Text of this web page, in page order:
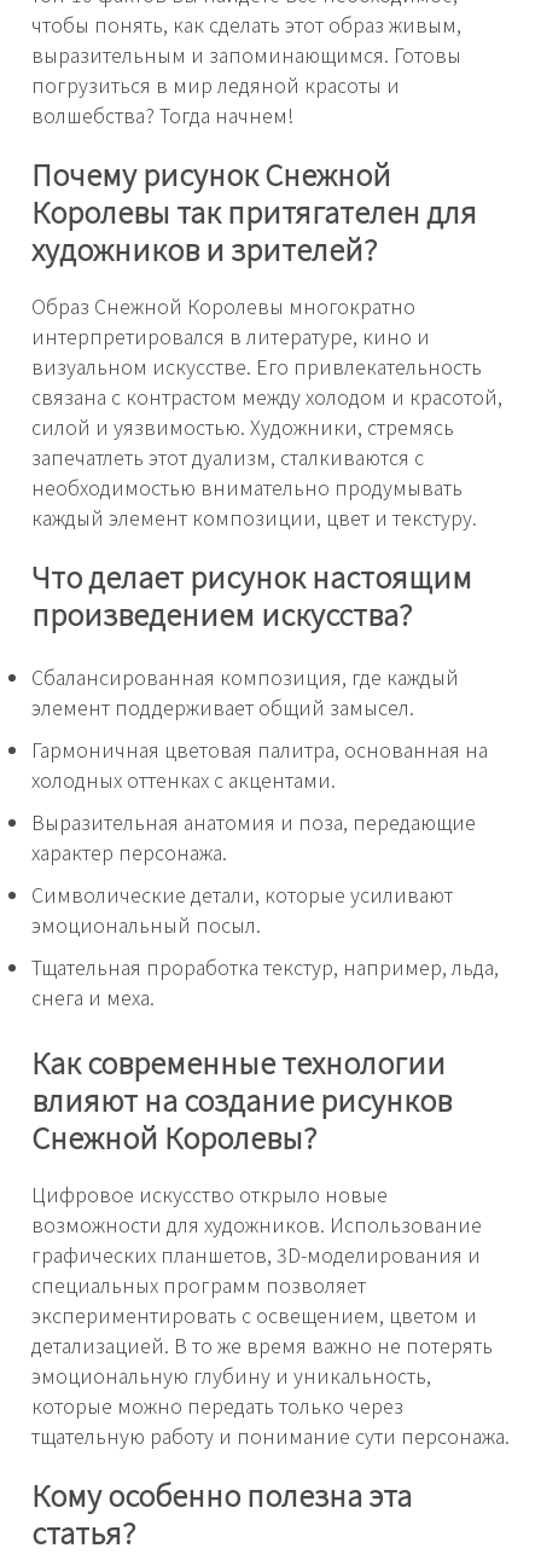
чтобы понять, как сделать этот образ живым,
выразительным и запоминающимся. Готовы
погрузиться в мир ледяной красоты и
волшебства? Тогда начнем!
Почему рисунок Снежной
Королевы так притягателен для
художников и зрителей?
Образ Снежной Королевы многократно
интерпретировался в литературе, кино и
визуальном искусстве. Его привлекательность
связана с контрастом между холодом и красотой,
силой и уязвимостью. Художники, стремясь
запечатлеть этот дуализм, сталкиваются с
необходимостью внимательно продумывать
каждый элемент композиции, цвет и текстуру.
Что делает рисунок настоящим
произведением искусства?
Сбалансированная композиция, где каждый
элемент поддерживает общий замысел.
Гармоничная цветовая палитра, основанная на
холодных оттенках с акцентами.
Выразительная анатомия и поза, передающие
характер персонажа.
Символические детали, которые усиливают
эмоциональный посыл.
Тщательная проработка текстур, например, льда,
снега и меха.
Как современные технологии
влияют на создание рисунков
Снежной Королевы?
Цифровое искусство открыло новые
возможности для художников. Использование
графических планшетов, 3D-моделирования и
специальных программ позволяет
экспериментировать с освещением, цветом и
детализацией. В то же время важно не потерять
эмоциональную глубину и уникальность,
которые можно передать только через
тщательную работу и понимание сути персонажа.
Кому особенно полезна эта
статья?